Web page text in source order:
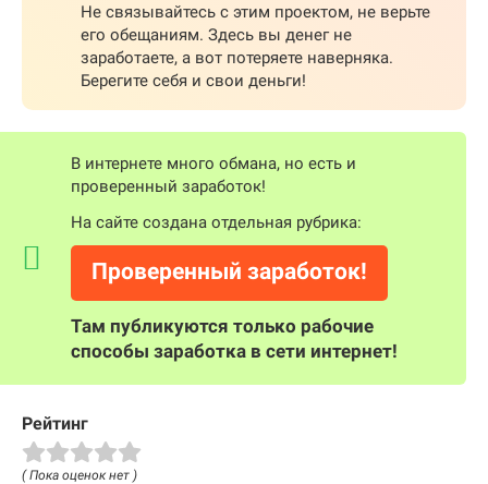
Не связывайтесь с этим проектом, не верьте
его обещаниям. Здесь вы денег не
заработаете, а вот потеряете наверняка.
Берегите себя и свои деньги!
В интернете много обмана, но есть и
проверенный заработок!
На сайте создана отдельная рубрика:
Проверенный заработок!
Там публикуются только рабочие
способы заработка в сети интернет!
Рейтинг
( Пока оценок нет )